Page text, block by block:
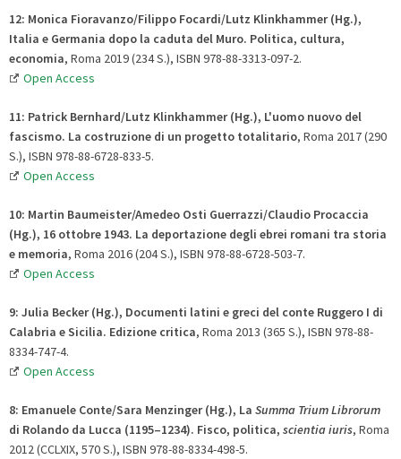
12: Monica Fioravanzo/Filippo Focardi/Lutz Klinkhammer (Hg.),
Italia e Germania dopo la caduta del Muro. Politica, cultura,
economia, Roma 2019 (234 S.), ISBN 978-88-3313-097-2.
Open Access
11: Patrick Bernhard/Lutz Klinkhammer (Hg.), L'uomo nuovo del
fascismo. La costruzione di un progetto totalitario, Roma 2017 (290
S.), ISBN 978-88-6728-833-5.
Open Access
10: Martin Baumeister/Amedeo Osti Guerrazzi/Claudio Procaccia
(Hg.), 16 ottobre 1943. La deportazione degli ebrei romani tra storia
e memoria, Roma 2016 (204 S.), ISBN 978-88-6728-503-7.
Open Access
9: Julia Becker (Hg.), Documenti latini e greci del conte Ruggero I di
Calabria e Sicilia. Edizione critica, Roma 2013 (365 S.), ISBN 978-88-
8334-747-4.
Open Access
8: Emanuele Conte/Sara Menzinger (Hg.), La Summa Trium Librorum
di Rolando da Lucca (1195–1234). Fisco, politica, scientia iuris, Roma
2012 (CCLXIX, 570 S.), ISBN 978-88-8334-498-5.